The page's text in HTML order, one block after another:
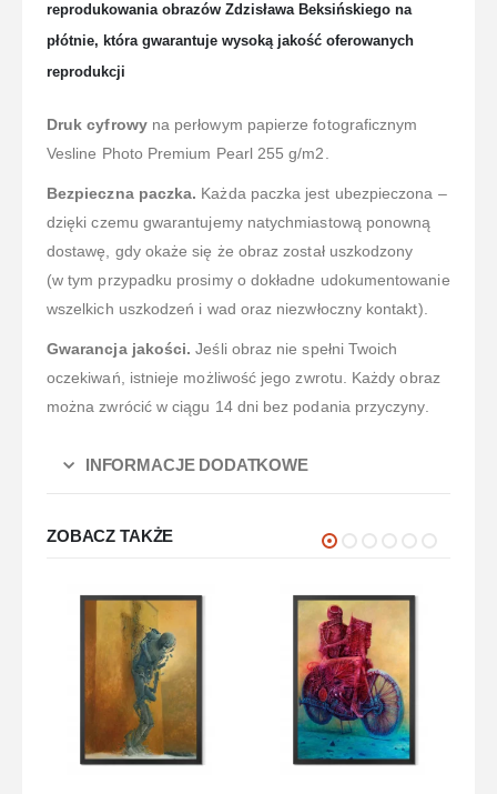
reprodukowania obrazów Zdzisława Beksińskiego na
płótnie, która gwarantuje wysoką jakość oferowanych
reprodukcji
Druk cyfrowyna perłowym papierze fotograficznym
Vesline Photo Premium Pearl 255 g/m2.
Bezpieczna paczka. Każda paczka jest ubezpieczona –
dzięki czemu gwarantujemy natychmiastową ponowną
dostawę, gdy okaże się że obraz został uszkodzony
(w tym przypadku prosimy o dokładne udokumentowanie
wszelkich uszkodzeń i wad oraz niezwłoczny kontakt).
Gwarancja jakości. Jeśli obraz nie spełni Twoich
oczekiwań, istnieje możliwość jego zwrotu. Każdy obraz
można zwrócić w ciągu 14 dni bez podania przyczyny.
INFORMACJE DODATKOWE
ZOBACZ TAKŻE